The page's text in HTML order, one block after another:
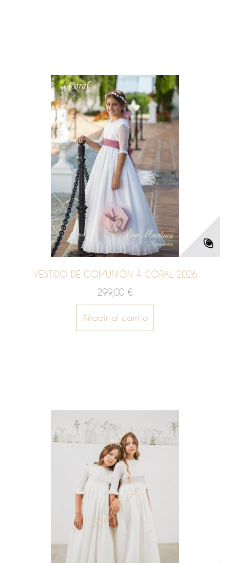
VESTIDO DE COMUNIÓN 4 CORAL 2026
299,00 €
Añadir al carrito